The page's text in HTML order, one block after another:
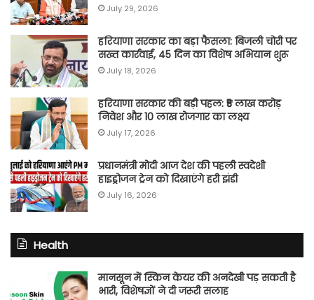
July 29, 2026
हरियाणा सरकार का बड़ा फैसला: बिजली चोरी पर
सख्त कार्रवाई, 45 दिन का विशेष अभियान शुरू
July 18, 2026
हरियाणा सरकार की बड़ी पहल: ₹5 लाख करोड़
निवेश और 10 लाख रोजगार का लक्ष्य
July 17, 2026
प्रधानमंत्री मोदी आज देश की पहली स्वदेशी
हाइड्रोजन ट्रेन को दिखाएंगे हरी झंडी
July 16, 2026
Health
मानसून में स्किन केयर की अनदेखी पड़ सकती है
भारी, विशेषज्ञों ने दी जरूरी सलाह